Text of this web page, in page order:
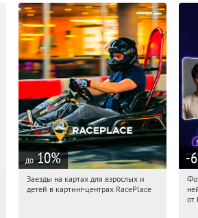
до 10%
20:22:31 Купили:
Заезды на картах для взрослых и
детей в картинг-центрах RacePlace
-
от